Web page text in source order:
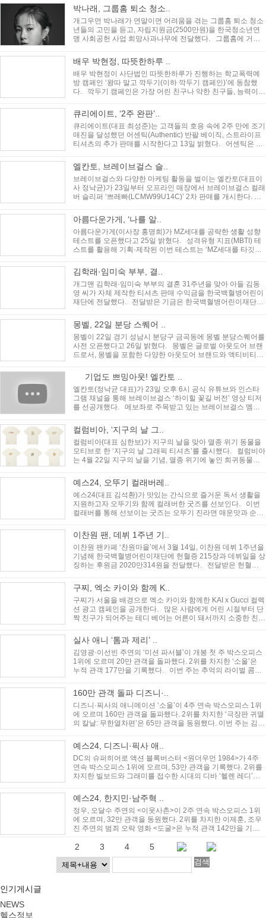
박나래, 그룹홈 퇴소 청소..
개그우먼 박나래가 연말이면 어려움을 겪는 그룹홈 퇴소 청소
년들의 고민을 듣고, 자립지원금(2500만원)을 한국청소년연
맹 사회공헌 사업 희망사과나무에 전달했다. 그룹홈에 거주
배우 박현정, 따뜻한하루 ..
배우 박현정이 사단법인 따뜻한하루가 진행하는 학교폭력예
방 캠페인 ‘왕따 말고 깍두기(이하 깍두기 캠페인)’에 동참했
다. 깍두기 캠페인은 가장 어린 친구나 약한 친구들, 능력이
큐리에이트, ‘2주 완판’..
큐리에이트(대표 최성준)는 고객들의 호응 속에 2주 만에 조기
매진을 달성했던 어센틱(Authentic) 반팔 베이직, 스트라이프
티셔츠의 추가 판매를 시작한다고 13일 밝혔다. 어센틱은 큐
엘칸토, 브레이브걸스 슬..
브레이브걸스와 다양한 마케팅 활동을 벌이는 엘칸토(대표이
사 정낙균)가 23일부터 오프라인 매장에서 브레이브걸스 컬래
버 슬리퍼 ‘쁘레빠(LCMW99U14C)’ 2차 판매를 개시한다. 엘
아름다운가게, ‘나를 알..
아름다운가게(이사장 홍명희)가 MZ세대를 공략한 생활 성향
테스트를 오픈했다고 25일 밝혔다. 성격유형 지표(MBTI) 테
스트를 활용해 기획·제작된 이번 테스트는 ‘MZ세대를 타깃으
김학래·임미숙 부부, 결..
개그맨 김학래·임미숙 부부의 결혼 31주년을 맞아 아들 김동
영 씨가 자체 제작한 티셔츠 판매 수익금을 한국백혈병어린이
재단에 전달했다. 전달받은 기금은 한국백혈병어린이재단을
몽벨, 22일 분당 스퀘어 ..
몽벨이 22일 경기 성남시 분당구 금곡동에 몽벨 분당스퀘어를
사전 오픈했다고 26일 밝혔다. 몽벨은 글로벌 아웃도어 브랜
드로서, 몽벨을 포함한 다양한 아웃도어 브랜드와 액티비티를
기업도 쁘밍아웃! 엘칸토 ..
엘칸토(정낙균 대표)가 23일 오후 6시 공식 유튜브와 인스타
그램 채널을 통해 브레이브걸스 ‘하이힐 꽃길 버전’ 영상 티저
를 선공개했다. 메보좌로 주목받고 있는 브레이브걸스 멤버
컬럼비아, ‘지구의 날 그..
컬럼비아(대표 심한보)가 지구의 날을 맞아 멸종 위기 동물을
모티브로 한 ‘지구의 날 그래픽 티셔츠’를 출시했다. 컬럼비아
는 4월 22일 지구의 날을 기념, 멸종 위기에 놓인 희귀동물을
예스24, 오뚜기 컬래버레..
예스24(대표 김석환)가 맛있는 간식으로 즐거운 독서 생활을
지원하고자 오뚜기와 함께 컬래버한 굿즈를 선보인다. 이번
컬래버를 통해 선보이는 굿즈는 오뚜기 진라면 매운맛과 순한
이찬원 팬, 데뷔 1주년 기..
이찬원 팬카페 ‘찬원마을’에서 3월 14일, 이찬원 데뷔 1주년을
기념해 한국백혈병어린이재단에 헌혈증 215장과 데뷔일을 상
징하는 후원금 2020만314원을 전달했다. 전달받은 헌혈증
구찌, 엑소 카이와 함께 K..
구찌가 서울을 배경으로 엑소 카이와 함께한 KAI x Gucci 컬렉
션 광고 캠페인을 공개한다. 많은 사람에게 어린 시절부터 단
짝 친구가 되어주는 테디 베어는 어른이 돼서까지 소중한 친구
실사 애니 ‘톰과 제리’ ..
김영광·이선빈 주연의 ‘미션 파서블’이 개봉 첫 주 박스오피스
1위에 오르며 20만 관객을 돌파했다. 2위를 차지한 ‘소울’은
누적 관객 177만을 기록했다. 이번 주는 추억의 라이벌 콤비
160만 관객 돌파 디즈니·..
디즈니·픽사의 애니메이션 ‘소울’이 4주 연속 박스오피스 1위
에 오르며 160만 관객을 돌파했다. 2위를 차지한 ‘극장판 귀멸
의 칼날: 무한열차편’은 65만 관객을 동원했다. 이번 주는 김영
예스24, 디즈니·픽사 애..
DC의 슈퍼히어로 액션 블록버스터 <원더우먼 1984>가 4주
연속 박스오피스 1위에 오르며, 53만 관객을 기록했다. 2위를
차지한 빌보드와 그래미를 접수한 시대의 디바 ‘헬렌 레디’의
예스24, 한지민·남주혁 ..
정우, 오달수 주연의 <이웃사촌>이 2주 연속 박스오피스 1위
에 오르며, 32만 관객을 동원했다. 2위를 차지한 이제훈, 조우
진 주연의 범죄 오락 영화 <도굴>은 누적 관객 142만을 기록
2 3 4 5
검색
인기게시글
NEWS
헬스정보